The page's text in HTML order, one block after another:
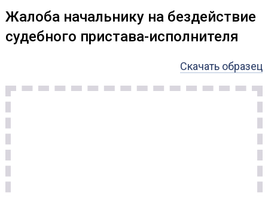
Жалоба начальнику на бездействие
судебного пристава-исполнителя
Скачать образец